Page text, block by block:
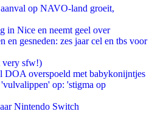
op NAVO-land groeit,
in Nice en neemt geel over
en gesneden: zes jaar cel en tbs voor
very sfw!)
DOA overspoeld met babykonijntjes
op: 'stigma op
Nintendo Switch